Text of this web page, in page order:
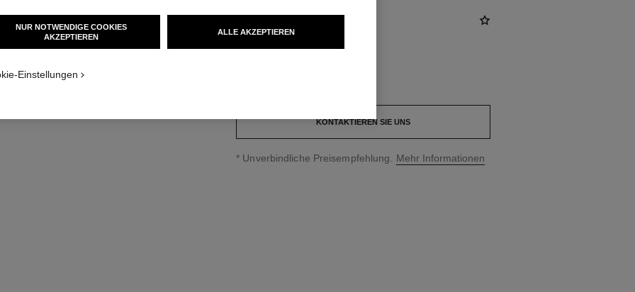
variante(3)
KONTAKTIEREN SIE UNS
↩
* Unverbindliche Preisempfehlung. Mehr Informationen
NUR NOTWENDIGE COOKIES
AKZEPTIEREN
ALLE AKZEPTIEREN
Einstellungen